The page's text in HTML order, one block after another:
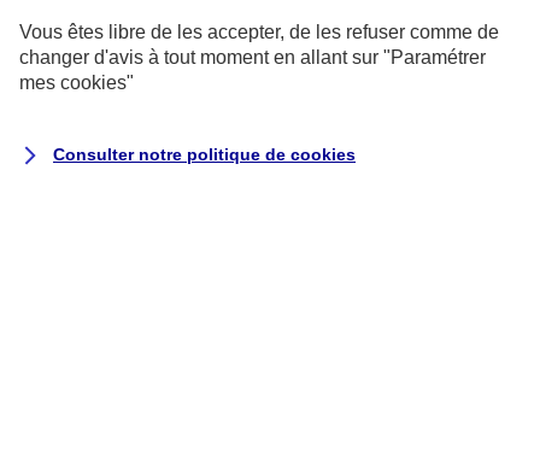
Dépannage et remorquage de votre
Vous êtes libre de les accepter, de les refuser comme de
changer d'avis à tout moment en allant sur "Paramétrer
mes cookies"
Consulter notre politique de cookies